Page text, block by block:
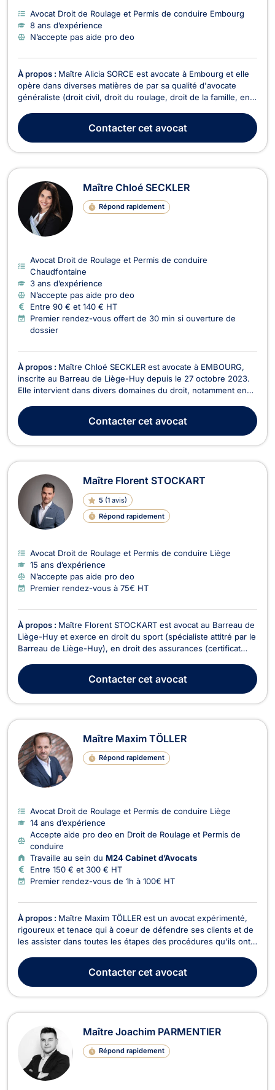
Avocat Droit de Roulage et Permis de conduire Embourg
8 ans d’expérience
N’accepte pas aide pro deo
À propos : Maître Alicia SORCE est avocate à Embourg et elle
opère dans diverses matières de par sa qualité d'avocate
généraliste (droit civil, droit du roulage, droit de la famille, en
concurrence, en droit des sociétés, en droit pénal, en droit du
dommage corporel, droit de la ...
Contactercet avocat
Maître Chloé SECKLER
Répond rapidement
Avocat Droit de Roulage et Permis de conduire
Chaudfontaine
3 ans d’expérience
N’accepte pas aide pro deo
Entre 90 € et 140 € HT
Premier rendez-vous offert de 30 min si ouverture de
dossier
À propos : Maître Chloé SECKLER est avocate à EMBOURG,
inscrite au Barreau de Liège-Huy depuis le 27 octobre 2023.
Elle intervient dans divers domaines du droit, notamment en
Voisinage, Droit Pénal, Baux Commerciaux, Recouvrement de
créance - Saisie - Procédure d’exécution,...
Contactercet avocat
Maître Florent STOCKART
5 (1 avis)
Répond rapidement
Avocat Droit de Roulage et Permis de conduire Liège
15 ans d’expérience
N’accepte pas aide pro deo
Premier rendez-vous à 75€ HT
À propos : Maître Florent STOCKART est avocat au Barreau de
Liège-Huy et exerce en droit du sport (spécialiste attitré par le
Barreau de Liège-Huy), en droit des assurances (certificat
(contractuelle et délictuelle), droit de la construction, droit du
dommage corporel (indemnisatio...
Contactercet avocat
Maître Maxim TÖLLER
Répond rapidement
Avocat Droit de Roulage et Permis de conduire Liège
14 ans d’expérience
Accepte aide pro deo en Droit de Roulage et Permis de
conduire
Travaille au sein du M24 Cabinet d’Avocats
Entre 150 € et 300 € HT
Premier rendez-vous de 1h à 100€ HT
À propos : Maître Maxim TÖLLER est un avocat expérimenté,
rigoureux et tenace qui à coeur de défendre ses clients et de
les assister dans toutes les étapes des procédures qu'ils ont à
Contactercet avocat
Maître Joachim PARMENTIER
Répond rapidement